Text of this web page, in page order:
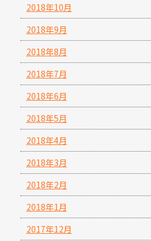
2018年10月
2018年9月
2018年8月
2018年7月
2018年6月
2018年5月
2018年4月
2018年3月
2018年2月
2018年1月
2017年12月